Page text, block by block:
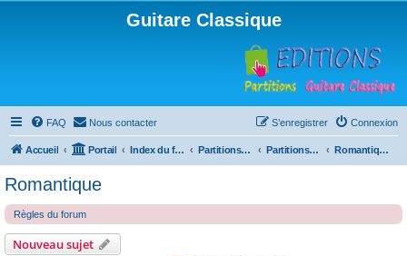
Guitare Classique
FAQ Nous contacter Connexion
S’enregistrer
Accueil Portail Index du forum Partitions pour guitare en libre téléchargement Partitions classées par compositeur Romantique
Romantique
Règles du forum
Nouveau sujet